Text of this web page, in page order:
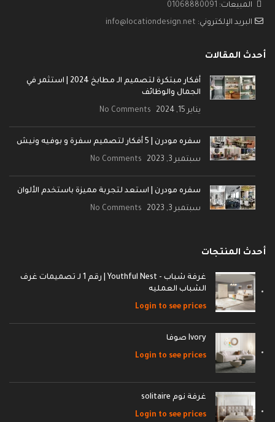
المبيعات: 01068880091
البريد الإلكتروني: info@locationdesign.net
أحدث المقالات
أفكار مبتكرة لتصميم الـ مطابخ 2024 | استثمر في
الجمال والوظائف
يناير 15, 2024 No Comments
سفره مودرن | 5 أفكار لتصميم سفرة و بوفيه ونيش
سبتمبر 3, 2023 No Comments
سفره مودرن | استعد لتجربة مميزة باستخدم الألوان
سبتمبر 3, 2023 No Comments
أحدث المنتجات
غرفة شباب - Youthful Nest | رقم 1 لـ تصميمات غرف
الشباب العمليه
Login to see prices
Ivory صوفا
Login to see prices
غرفة نوم solitaire
Login to see prices